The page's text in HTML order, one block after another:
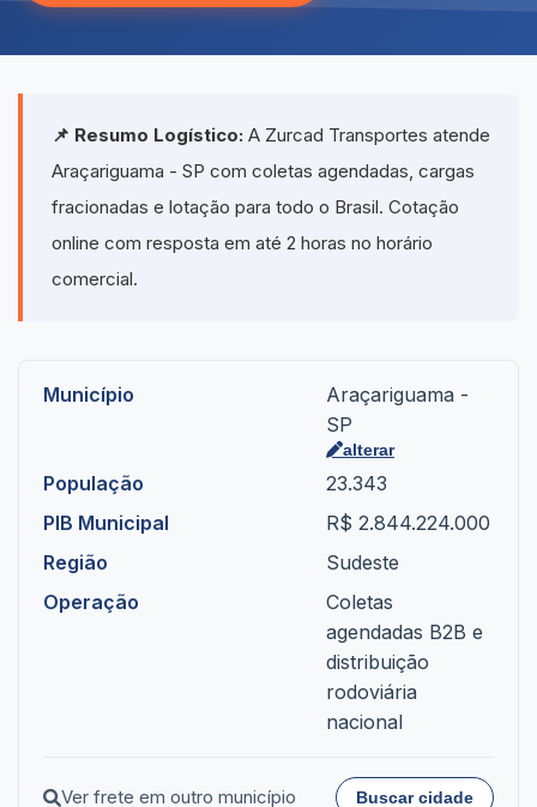
📌 Resumo Logístico: A Zurcad Transportes atende
Araçariguama - SP com coletas agendadas, cargas
fracionadas e lotação para todo o Brasil. Cotação
online com resposta em até 2 horas no horário
comercial.
Município
Araçariguama -
SP
alterar
População
23.343
PIB Municipal
R$ 2.844.224.000
Região
Sudeste
Operação
Coletas
agendadas B2B e
distribuição
rodoviária
nacional
Ver frete em outro município Buscar cidade